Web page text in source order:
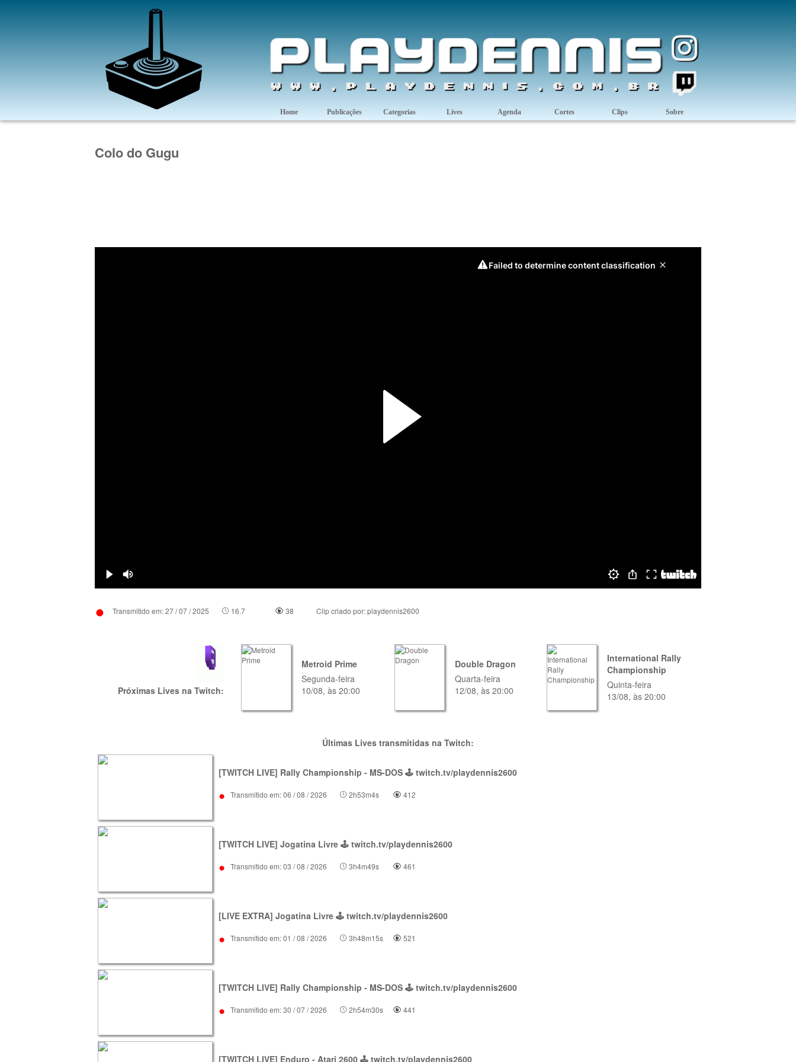
Home Publicações Categorias Lives Agenda Cortes Clips Sobre
Colo do Gugu
• Transmitido em: 27 / 07 / 2025 16.7 38 Clip criado por:playdennis2600
Próximas Lives na Twitch:
Metroid Prime
Segunda-feira
10/08, às 20:00
Double Dragon
Quarta-feira
12/08, às 20:00
International Rally
Championship
Quinta-feira
13/08, às 20:00
Últimas Lives transmitidas na Twitch:
[TWITCH LIVE] Rally Championship - MS-DOS 🕹 twitch.tv/playdennis2600
• Transmitido em: 06 / 08 / 2026 2h53m4s 412
[TWITCH LIVE] Jogatina Livre 🕹 twitch.tv/playdennis2600
• Transmitido em: 03 / 08 / 2026 3h4m49s 461
[LIVE EXTRA] Jogatina Livre 🕹 twitch.tv/playdennis2600
• Transmitido em: 01 / 08 / 2026 3h48m15s 521
[TWITCH LIVE] Rally Championship - MS-DOS 🕹 twitch.tv/playdennis2600
• Transmitido em: 30 / 07 / 2026 2h54m30s 441
[TWITCH LIVE] Enduro - Atari 2600 🕹 twitch.tv/playdennis2600